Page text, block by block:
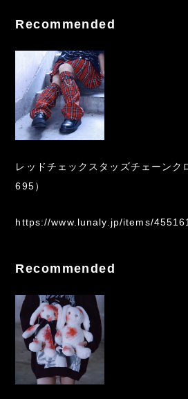
Recommended
レッドチェックスタッズチェーンク
695）
https://www.lunaly.jp/items/
Recommended